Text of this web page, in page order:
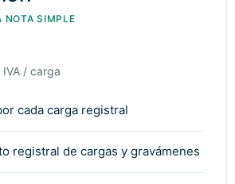
NOTA SIMPLE
IVA / carga
cada carga registral
registral de cargas y gravámenes